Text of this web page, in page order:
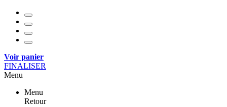
Voir panier
FINALISER
Menu
Menu
Retour